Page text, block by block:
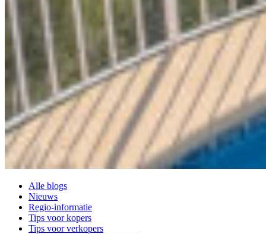
Alle blogs
Nieuws
Regio-informatie
Tips voor kopers
Tips voor verkopers